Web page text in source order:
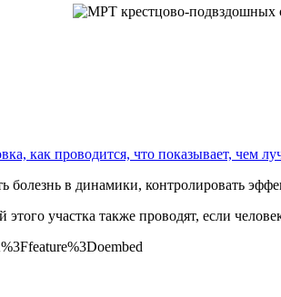
как проводится, что показывает, чем
болезнь в динамики, контролировать
участка также проводят, если